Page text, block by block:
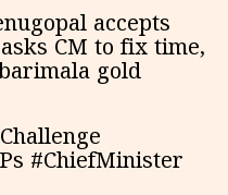
accepts
CM to fix time,
gold
#ChiefMinister